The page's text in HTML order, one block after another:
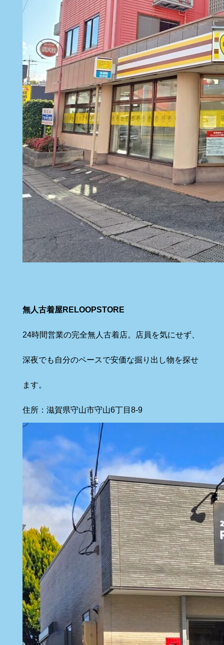
無人古着屋RELOOPSTORE
24時間営業の完全無人古着店。店員を気にせず、
深夜でも自分のペースで安価な掘り出し物を探せ
ます。
住所：滋賀県守山市守山6丁目8-9